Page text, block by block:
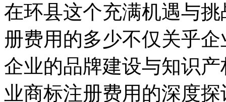
在环县这个充满机遇与
册费用的多少不仅关乎
企业的品牌建设与知识
业商标注册费用的深度探